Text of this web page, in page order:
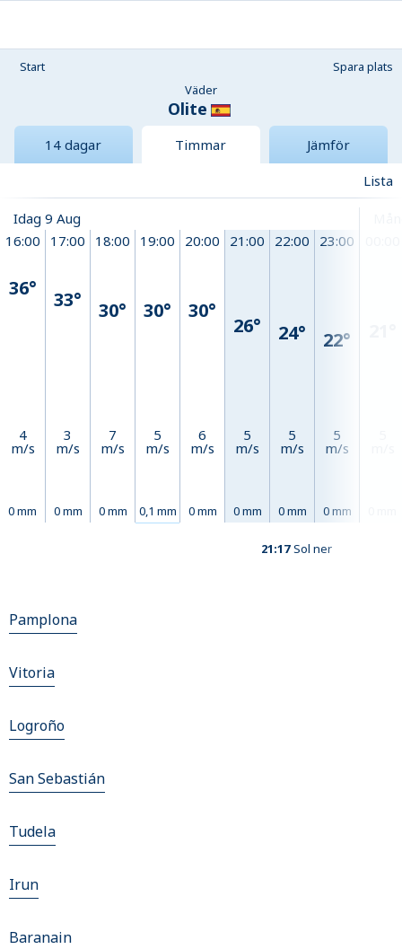
Start
Spara plats
Väder
Olite
14 dagar Timmar
Jämför
Lista
Idag 9 Aug
16:00
36°
4
m/s
0 mm
17:00
33°
3
m/s
0 mm
18:00
30°
7
m/s
0 mm
19:00
30°
5
m/s
0,1 mm
20:00
30°
6
m/s
0 mm
21:00
26°
5
m/s
0 mm
22:00
24°
5
m/s
0 mm
23:00
22°
5
m/s
0 mm
21:17 Sol ner
Pamplona
Vitoria
Logroño
San Sebastián
Tudela
Irun
Baranain